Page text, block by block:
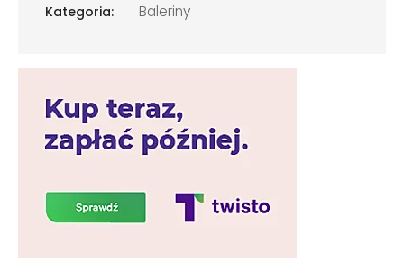
Kategoria: Baleriny